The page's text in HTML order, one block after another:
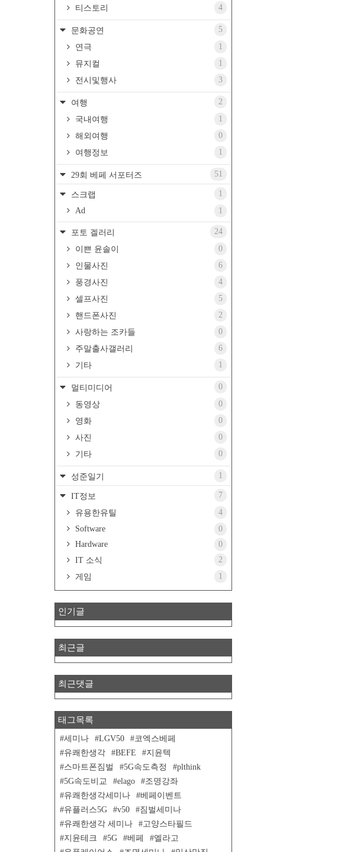
티스토리
4
문화공연
5
연극
1
뮤지컬
1
전시및행사
3
여행
2
국내여행
1
해외여행
0
여행정보
1
29회 베페 서포터즈 51
스크랩
1
Ad
1
포토 겔러리
24
이쁜 윤솔이
0
인물사진
6
풍경사진
4
셀프사진
5
핸드폰사진
2
사랑하는 조카들
0
주말출사갤러리
6
기타
1
멀티미디어
0
동영상
0
영화
0
사진
0
기타
0
성준일기 1
IT정보
7
유용한유틸
4
Software
0
Hardware
0
IT 소식
2
게임
1
인기글
최근글
최근댓글
태그목록
세미나 LGV50
코엑스베페
유쾌한생각
BEFE
지윤텍
스마트폰짐벌
5G속도측정
plthink
5G속도비교
elago
조명강좌
유쾌한생각세미나
베페이벤트
유플러스5G
v50
짐벌세미나
유쾌한생각 세미나
고양스타필드
지윤테크
5G 베페
엘라고